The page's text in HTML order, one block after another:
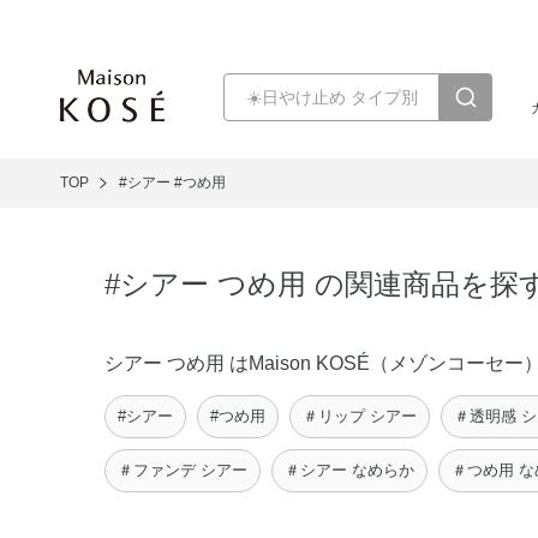
TOP #シアー #つめ用
#シアー つめ用 の関連商品を探
シアー つめ用 はMaison KOSÉ（メゾンコーセ
#シアー #つめ用 ＃リップ シアー ＃透明感
＃ファンデ シアー ＃シアー なめらか ＃つめ用